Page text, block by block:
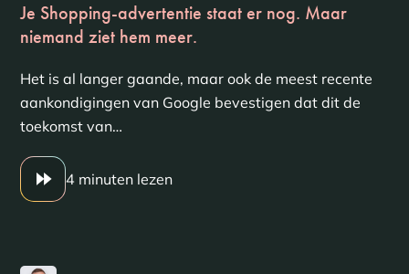
Je Shopping-advertentie staat er nog. Maar
niemand ziet hem meer.
Het is al langer gaande, maar ook de meest recente
aankondigingen van Google bevestigen dat dit de
toekomst van…
4 minuten lezen